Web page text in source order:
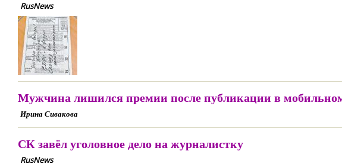
RusNews
Мужчина лишился премии после публикации в
Ирина Сивакова
СК завёл уголовное дело на журналистку
RusNews